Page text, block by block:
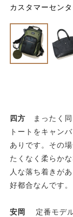
カスタマーセンタ
四方 まったく同
トートをキャン
ありです。その場
たくなく柔らか
人な落ち着きが
好都合なんです。
安岡
定番モデ